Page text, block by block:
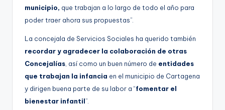
municipio, que trabajan a lo largo de todo el año para
poder traer ahora sus propuestas”.
La concejala de Servicios Sociales ha querido también
recordar y agradecer la colaboración de otras
Concejalías, así como un buen número de entidades
que trabajan la infancia en el municipio de Cartagena
y dirigen buena parte de su labor a “fomentar el
bienestar infantil”.